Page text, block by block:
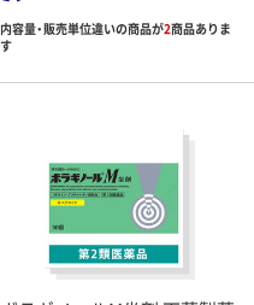
内容量・販売単位違いの商品が2商品ありま
す